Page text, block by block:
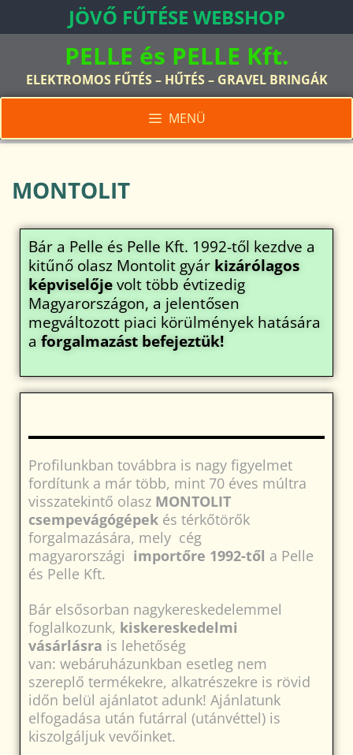
JÖVŐ FŰTÉSE WEBSHOP
PELLE és PELLE Kft.
ELEKTROMOS FŰTÉS – HŰTÉS – GRAVEL BRINGÁK
MENÜ
MONTOLIT
Bár a Pelle és Pelle Kft. 1992-től kezdve a
kitűnő olasz Montolit gyár kizárólagos
képviselője volt több évtizedig
Magyarországon, a jelentősen
megváltozott piaci körülmények hatására
a forgalmazást befejeztük!
Profilunkban továbbra is nagy figyelmet
fordítunk a már több, mint 70 éves múltra
visszatekintő olasz MONTOLIT
csempevágógépek és térkőtörők
forgalmazására, mely cég
magyarországi importőre 1992-től a Pelle
és Pelle Kft.
Bár elsősorban nagykereskedelemmel
foglalkozunk, kiskereskedelmi
vásárlásra is lehetőség
van: webáruházunkban esetleg nem
szereplő termékekre, alkatrészekre is rövid
időn belül ajánlatot adunk! Ajánlatunk
elfogadása után futárral (utánvéttel) is
kiszolgáljuk vevőinket.